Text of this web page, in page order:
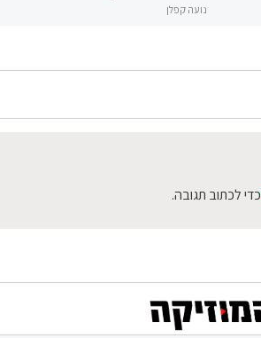
נועה קפלן
כדי לכתוב תגובה.